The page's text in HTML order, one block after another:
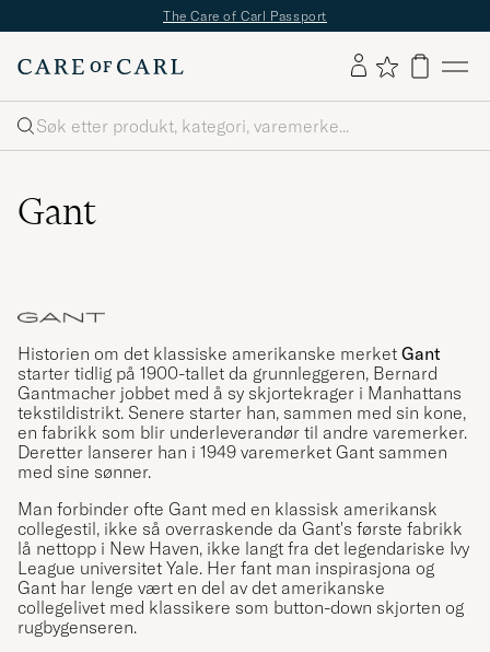
Fri frakt over 499,-✔ Fri retur✔1–4 dagers levering
Søk
Gant
Historien om det klassiske amerikanske merket Gant
starter tidlig på 1900-tallet da grunnleggeren, Bernard
Gantmacher jobbet med å sy skjortekrager i Manhattans
tekstildistrikt. Senere starter han, sammen med sin kone,
en fabrikk som blir underleverandør til andre varemerker.
Deretter lanserer han i 1949 varemerket Gant sammen
med sine sønner.
Man forbinder ofte Gant med en klassisk amerikansk
collegestil, ikke så overraskende da Gant's første fabrikk
lå nettopp i New Haven, ikke langt fra det legendariske Ivy
League universitet Yale. Her fant man inspirasjona og
Gant har lenge vært en del av det amerikanske
collegelivet med klassikere som button-down skjorten og
rugbygenseren.